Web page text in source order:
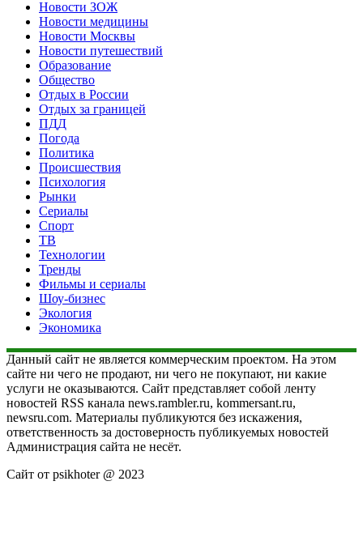
Новости ЗОЖ
Новости медицины
Новости Москвы
Новости путешествий
Образование
Общество
Отдых в России
Отдых за границей
ПДД
Погода
Политика
Происшествия
Психология
Рынки
Сериалы
Спорт
ТВ
Технологии
Тренды
Фильмы и сериалы
Шоу-бизнес
Экология
Экономика
Данный сайт не является коммерческим проектом. На этом
сайте ни чего не продают, ни чего не покупают, ни какие
услуги не оказываются. Сайт представляет собой ленту
новостей RSS канала news.rambler.ru, kommersant.ru,
newsru.com. Материалы публикуются без искажения,
ответственность за достоверность публикуемых новостей
Администрация сайта не несёт.
Сайт от psikhoter @ 2023